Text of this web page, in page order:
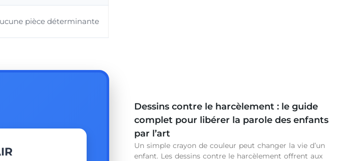
Dessins contre le harcèlement : le guide
complet pour libérer la parole des enfants
par l’art
Un simple crayon de couleur peut changer la vie d’un
enfant. Les dessins contre le harcèlement offrent aux
pièce déterminante